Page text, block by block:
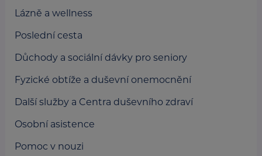
Lázně a wellness
Poslední cesta
Důchody a sociální dávky pro seniory
Fyzické obtíže a duševní onemocnění
Další služby a Centra duševního zdraví
Osobní asistence
Pomoc v nouzi